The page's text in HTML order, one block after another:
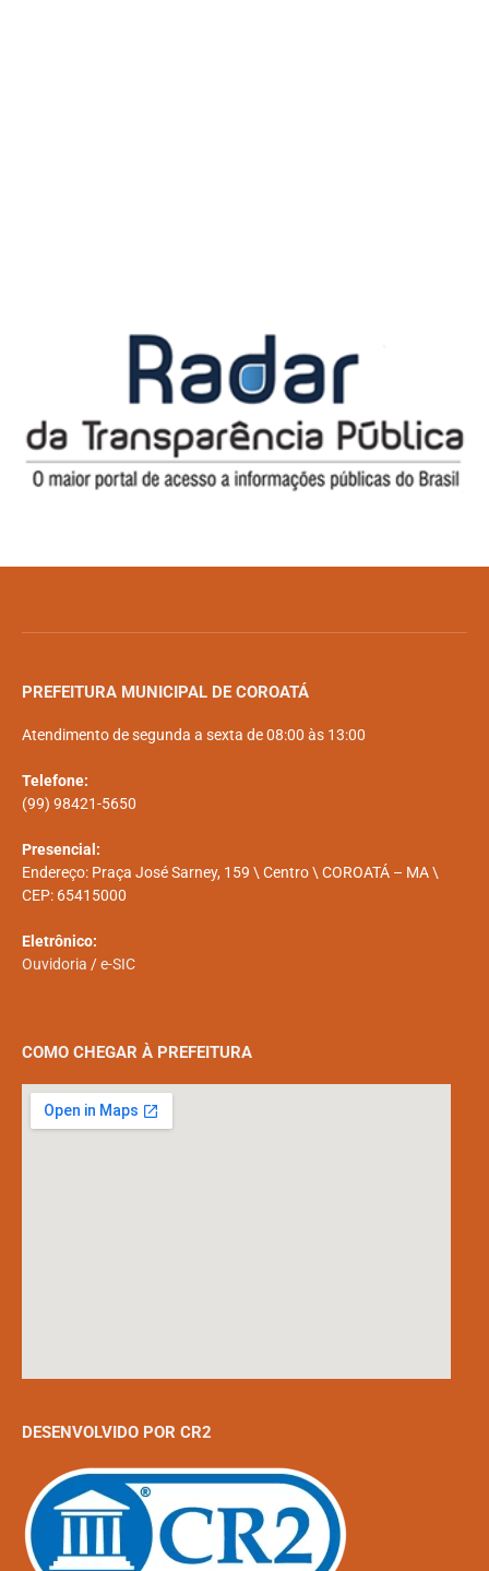
PREFEITURA MUNICIPAL DE COROATÁ
Atendimento de segunda a sexta de 08:00 às 13:00
Telefone:
(99) 98421-5650
Presencial:
Endereço: Praça José Sarney, 159 \ Centro \ COROATÁ – MA \
CEP: 65415000
Eletrônico:
Ouvidoria /e-SIC
COMO CHEGAR À PREFEITURA
DESENVOLVIDO POR CR2